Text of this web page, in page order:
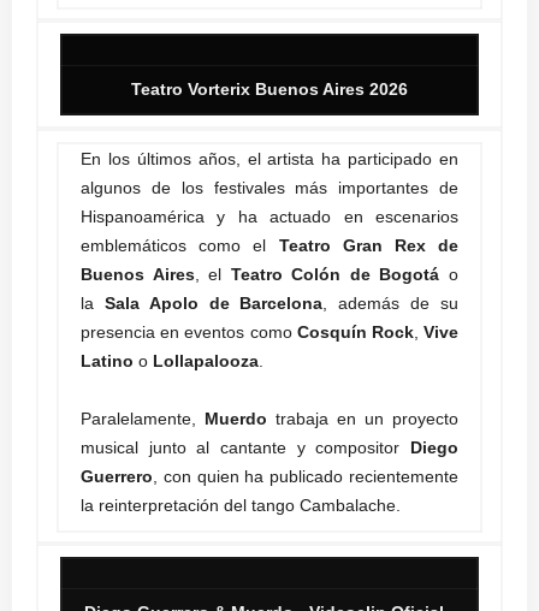
Teatro Vorterix Buenos Aires 2026
En los últimos años, el artista ha participado en
algunos de los festivales más importantes de
Hispanoamérica y ha actuado en escenarios
emblemáticos como el Teatro Gran Rex de
Buenos Aires, el Teatro Colón de Bogotá o
la Sala Apolo de Barcelona , además de su
presencia en eventos como Cosquín Rock,Vive
Latino o Lollapalooza
Paralelamente, Muerdo trabaja en un proyecto
musical junto al cantante y compositor Diego
Guerrero , con quien ha publicado recientemente
la reinterpretación del tango Cambalache.